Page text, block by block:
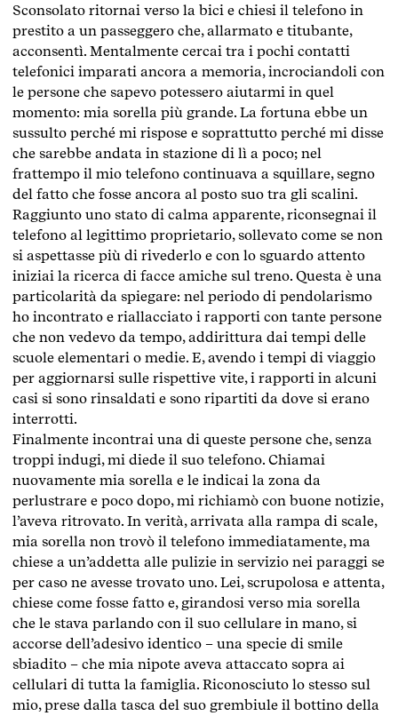
Sconsolato ritornai verso la bici e chiesi il telefono in
prestito a un passeggero che, allarmato e titubante,
acconsentì. Mentalmente cercai tra i pochi contatti
telefonici imparati ancora a memoria, incrociandoli con
le persone che sapevo potessero aiutarmi in quel
momento: mia sorella più grande. La fortuna ebbe un
sussulto perché mi rispose e soprattutto perché mi disse
che sarebbe andata in stazione di lì a poco; nel
frattempo il mio telefono continuava a squillare, segno
del fatto che fosse ancora al posto suo tra gli scalini.
Raggiunto uno stato di calma apparente, riconsegnai il
telefono al legittimo proprietario, sollevato come se non
si aspettasse più di rivederlo e con lo sguardo attento
iniziai la ricerca di facce amiche sul treno. Questa è una
particolarità da spiegare: nel periodo di pendolarismo
ho incontrato e riallacciato i rapporti con tante persone
che non vedevo da tempo, addirittura dai tempi delle
scuole elementari o medie. E, avendo i tempi di viaggio
per aggiornarsi sulle rispettive vite, i rapporti in alcuni
casi si sono rinsaldati e sono ripartiti da dove si erano
interrotti.
Finalmente incontrai una di queste persone che, senza
troppi indugi, mi diede il suo telefono. Chiamai
nuovamente mia sorella e le indicai la zona da
perlustrare e poco dopo, mi richiamò con buone notizie,
l’aveva ritrovato. In verità, arrivata alla rampa di scale,
mia sorella non trovò il telefono immediatamente, ma
chiese a un’addetta alle pulizie in servizio nei paraggi se
per caso ne avesse trovato uno. Lei, scrupolosa e attenta,
chiese come fosse fatto e, girandosi verso mia sorella
che le stava parlando con il suo cellulare in mano, si
accorse dell’adesivo identico – una specie di smile
sbiadito – che mia nipote aveva attaccato sopra ai
cellulari di tutta la famiglia. Riconosciuto lo stesso sul
mio, prese dalla tasca del suo grembiule il bottino della